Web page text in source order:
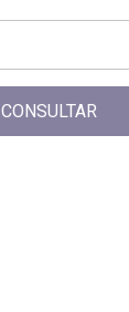
CONSULTAR